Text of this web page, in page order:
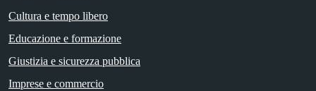
Cultura e tempo libero
Educazione e formazione
Giustizia e sicurezza pubblica
Imprese e commercio